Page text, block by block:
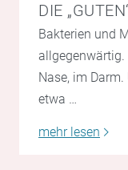
DIE
Bakterien und
allgegenwärtig.
Nase, im
etwa …
mehr lesen